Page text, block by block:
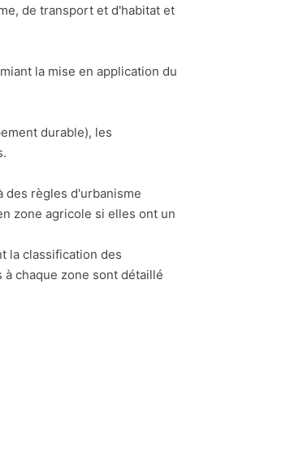
de transport et d'habitat et
la mise en application du
durable), les
des règles d'urbanisme
zone agricole si elles ont un
la classification des
chaque zone sont détaillé